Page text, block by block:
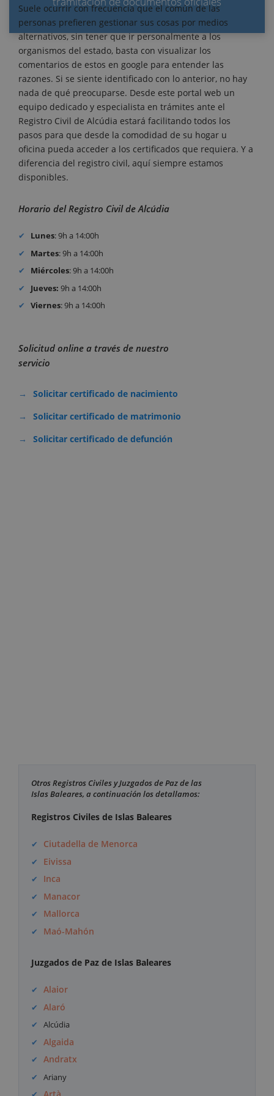
Suele ocurrir con frecuencia que el común de las
personas prefieren gestionar sus cosas por medios
alternativos, sin tener que ir personalmente a los
organismos del estado, basta con visualizar los
comentarios de estos en google para entender las
razones. Si se siente identificado con lo anterior, no hay
nada de qué preocuparse. Desde este portal web un
equipo dedicado y especialista en trámites ante el
Registro Civil de Alcúdia estará facilitando todos los
pasos para que desde la comodidad de su hogar u
oficina pueda acceder a los certificados que requiera. Y a
diferencia del registro civil, aquí siempre estamos
disponibles.
Horario del Registro Civil de Alcúdia
Lunes: 9h a 14:00h
Martes: 9h a 14:00h
Miércoles: 9h a 14:00h
Jueves: 9h a 14:00h
Viernes: 9h a 14:00h
Solicitud online a través de nuestro
servicio
Solicitar certificado de nacimiento
Solicitar certificado de matrimonio
Solicitar certificado de defunción
Otros Registros Civiles y Juzgados de Paz de las
Islas Baleares, a continuación los detallamos:
Registros Civiles de Islas Baleares
Ciutadella de Menorca
Eivissa
Inca
Manacor
Mallorca
Maó-Mahón
Juzgados de Paz de Islas Baleares
Alaior
Alaró
Alcúdia
Algaida
Andratx
Ariany